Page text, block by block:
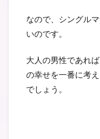
なので、シングル
いのです。
大人の男性であれ
の幸せを一番に考
でしょう。